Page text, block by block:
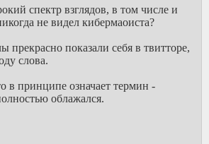
спектр взглядов, в том числе и
не видел кибермаоиста?
прекрасно показали себя в твитторе,
слова.
в принципе означает термин -
облажался.